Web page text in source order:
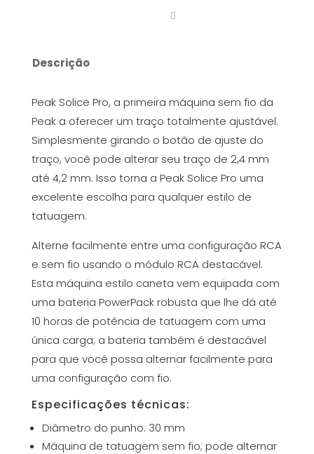
Descrição
Peak Solice Pro, a primeira máquina sem fio da
Peak a oferecer um traço totalmente ajustável.
Simplesmente girando o botão de ajuste do
traço, você pode alterar seu traço de 2,4 mm
até 4,2 mm. Isso torna a Peak Solice Pro uma
excelente escolha para qualquer estilo de
tatuagem.
Alterne facilmente entre uma configuração RCA
e sem fio usando o módulo RCA destacável.
Esta máquina estilo caneta vem equipada com
uma bateria PowerPack robusta que lhe dá até
10 horas de potência de tatuagem com uma
única carga; a bateria também é destacável
para que você possa alternar facilmente para
uma configuração com fio.
Especificações técnicas:
Diâmetro do punho: 30 mm
Máquina de tatuagem sem fio; pode alternar